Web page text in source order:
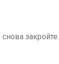
закройте.